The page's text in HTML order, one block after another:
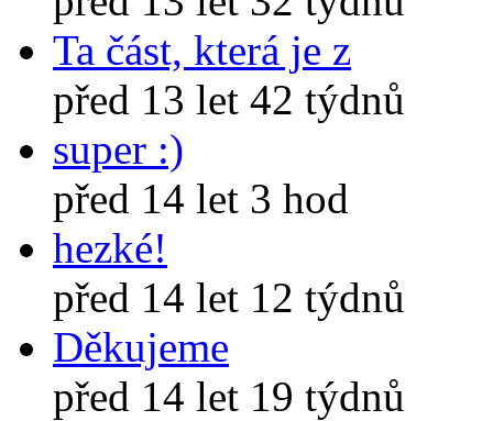
Ta část, která je z
před 13 let 42 týdnů
super :)
před 14 let 3 hod
hezké!
před 14 let 12 týdnů
Děkujeme
před 14 let 19 týdnů